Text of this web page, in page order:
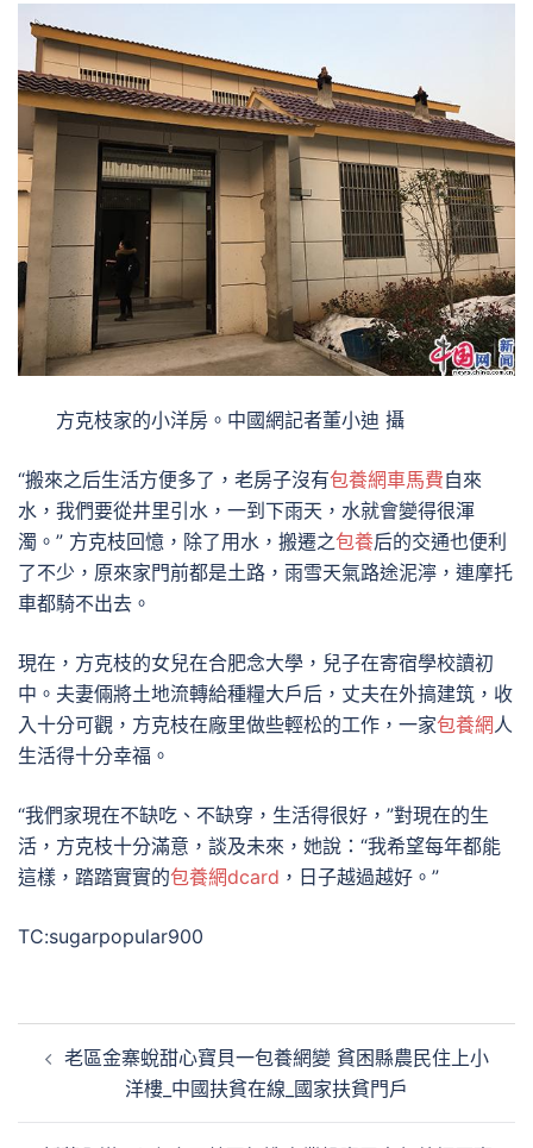
方克枝家的小洋房。中國網記者董小迪 攝
“搬來之后生活方便多了，老房子沒有包養網車馬費自來
水，我們要從井里引水，一到下雨天，水就會變得很渾
濁。” 方克枝回憶，除了用水，搬遷之包養后的交通也便利
了不少，原來家門前都是土路，雨雪天氣路途泥濘，連摩托
車都騎不出去。
現在，方克枝的女兒在合肥念大學，兒子在寄宿學校讀初
中。夫妻倆將土地流轉給種糧大戶后，丈夫在外搞建筑，收
入十分可觀，方克枝在廠里做些輕松的工作，一家包養網人
生活得十分幸福。
“我們家現在不缺吃、不缺穿，生活得很好，”對現在的生
活，方克枝十分滿意，談及未來，她說：“我希望每年都能
這樣，踏踏實實的包養網dcard ，日子越過越好。”
TC:sugarpopular900
老區金寨蛻甜心寶貝一包養網變 貧困縣農民住上小
洋樓_中國扶貧在線_國家扶貧門戶